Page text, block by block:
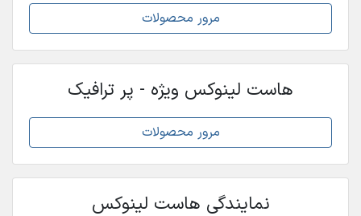
مرور محصولات
هاست لینوکس ویژه - پر ترافیک
مرور محصولات
نمایندگی هاست لینوکس